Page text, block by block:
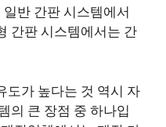
반 간판 시스템에서
간판 시스템에서는 간
도가 높다는 것 역시 자
의 큰 장점 중 하나입